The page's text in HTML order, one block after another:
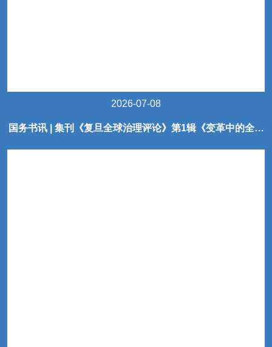
2026-07-08
国务书讯 | 集刊《复旦全球治理评论》第1辑《变革中的全球
治理》出版